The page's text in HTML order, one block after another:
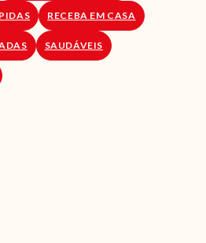
RECEBA EM CASA
SAUDÁVEIS